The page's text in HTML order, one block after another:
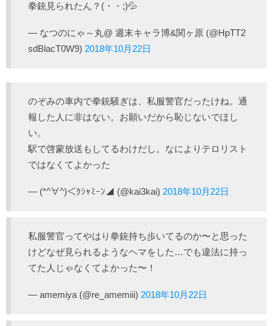
拳銃見られたん？(・・;)💦
— なつのにゃ～丸@ 週末キャラ博&関ヶ原 (@HpTT2
sdBlacT0W9) 2018年10月22日
のぞみの車内で拳銃騒ぎは、私服警官だったけね。通
報した人に非はない。お願いだから恥じないでほし
い。
駅で啓蒙放送もしてるわけだし。なによりテロリスト
ではなくてよかった
— (*^∀^)＜ｸｼｬﾐｰﾝ◢ (@kai3kai) 2018年10月22日
私服警官ってやはり拳銃持ち歩いてるのか〜と思った
けどなぜ見られるようなヘマをした…でも違法に持っ
てた人じゃなくてよかった〜！
— amemiya (@re_amemiii) 2018年10月22日